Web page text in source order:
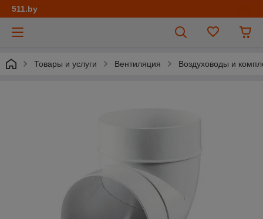
511.by
Товары и услуги Вентиляция Воздуховоды и